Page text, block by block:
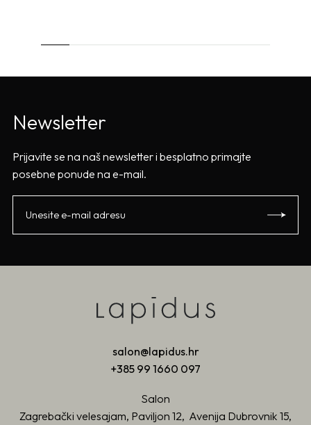
Newsletter
Prijavite se na naš newsletter i besplatno primajte
posebne ponude na e-mail.
salon@lapidus.hr
+385 99 1660 097
Salon
Zagrebački velesajam, Paviljon 12, Avenija Dubrovnik 15,